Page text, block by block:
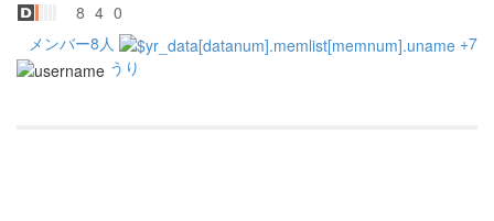
8 4 0
メンバー8人
+7
うり